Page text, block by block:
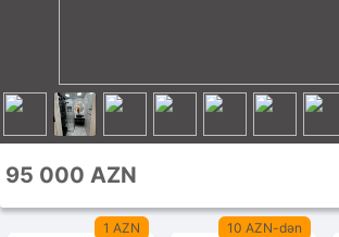
95 000 AZN
1 AZN
10 AZN-dən